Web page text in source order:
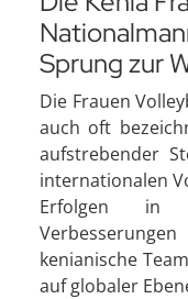
Sprung zur
Die Frauen
auch oft
aufstrebender
internationalen
Erfolgen in
kenianische
auf globaler